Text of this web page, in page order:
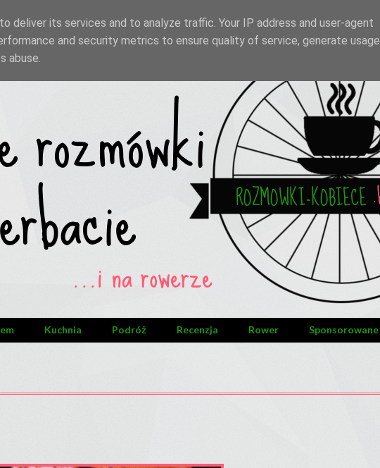
Kuchnia Podróż Recenzja Rower Sponsorowane
deliver its services and to analyze traffic. Your IP address and user-agent
and security metrics to ensure quality of service, generate usage
abuse.